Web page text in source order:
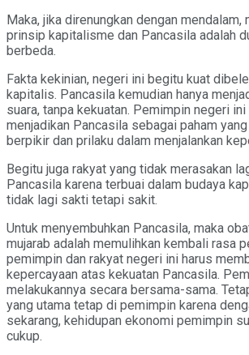
Maka, jika direnungkan dengan mendalam,
prinsip kapitalisme dan Pancasila adalah
berbeda.
Fakta kekinian, negeri ini begitu kuat
kapitalis. Pancasila kemudian hanya
suara, tanpa kekuatan. Pemimpin negeri
menjadikan Pancasila sebagai paham
berpikir dan prilaku dalam menjalankan
Begitu juga rakyat yang tidak merasakan
Pancasila karena terbuai dalam budaya
tidak lagi sakti tetapi sakit.
Untuk menyembuhkan Pancasila, maka
mujarab adalah memulihkan kembali rasa
pemimpin dan rakyat negeri ini harus
kepercayaan atas kekuatan Pancasila.
melakukannya secara bersama-sama.
yang utama tetap di pemimpin karena
sekarang, kehidupan ekonomi pemimpin
cukup.